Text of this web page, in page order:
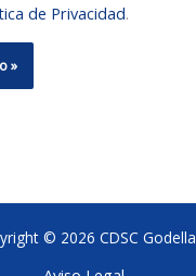
de Privacidad.
© 2026 CDSC Godella